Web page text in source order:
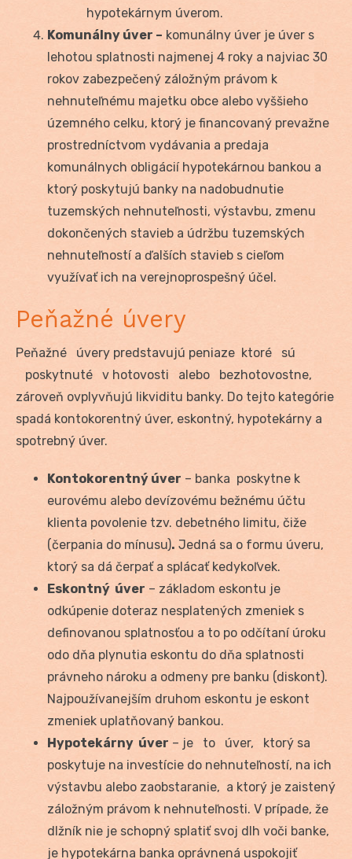
hypotekárnym úverom.
Komunálny úver – komunálny úver je úver s
lehotou splatnosti najmenej 4 roky a najviac 30
rokov zabezpečený záložným právom k
nehnuteľnému majetku obce alebo vyššieho
územného celku, ktorý je financovaný prevažne
prostredníctvom vydávania a predaja
komunálnych obligácií hypotekárnou bankou a
ktorý poskytujú banky na nadobudnutie
tuzemských nehnuteľnosti, výstavbu, zmenu
dokončených stavieb a údržbu tuzemských
nehnuteľností a ďalších stavieb s cieľom
využívať ich na verejnoprospešný účel.
Peňažné úvery
Peňažné úvery predstavujú peniaze ktoré sú
poskytnuté v hotovosti alebo bezhotovostne,
zároveň ovplyvňujú likviditu banky. Do tejto kategórie
spadá kontokorentný úver, eskontný, hypotekárny a
spotrebný úver.
Kontokorentný úver – banka poskytne k
eurovému alebo devízovému bežnému účtu
klienta povolenie tzv. debetného limitu, čiže
(čerpania do mínusu). Jedná sa o formu úveru,
ktorý sa dá čerpať a splácať kedykoľvek.
Eskontný úver – základom eskontu je
odkúpenie doteraz nesplatených zmeniek s
definovanou splatnosťou a to po odčítaní úroku
odo dňa plynutia eskontu do dňa splatnosti
právneho nároku a odmeny pre banku (diskont).
Najpoužívanejším druhom eskontu je eskont
zmeniek uplatňovaný bankou.
Hypotekárny úver – je to úver, ktorý sa
poskytuje na investície do nehnuteľností, na ich
výstavbu alebo zaobstaranie, a ktorý je zaistený
záložným právom k nehnuteľnosti. V prípade, že
dlžník nie je schopný splatiť svoj dlh voči banke,
je hypotekárna banka oprávnená uspokojiť